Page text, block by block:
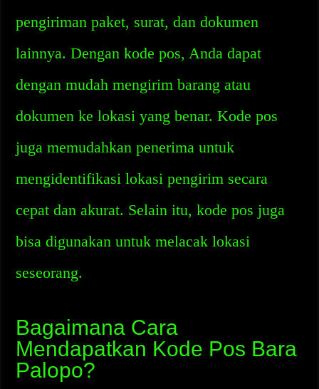
pengiriman paket, surat, dan dokumen
lainnya. Dengan kode pos, Anda dapat
dengan mudah mengirim barang atau
dokumen ke lokasi yang benar. Kode pos
juga memudahkan penerima untuk
mengidentifikasi lokasi pengirim secara
cepat dan akurat. Selain itu, kode pos juga
bisa digunakan untuk melacak lokasi
seseorang.
Bagaimana Cara
Mendapatkan Kode Pos Bara
Palopo?